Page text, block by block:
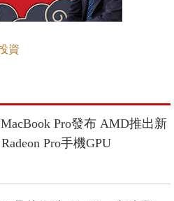
資
Pro發布 AMD推出新
Pro手機GPU